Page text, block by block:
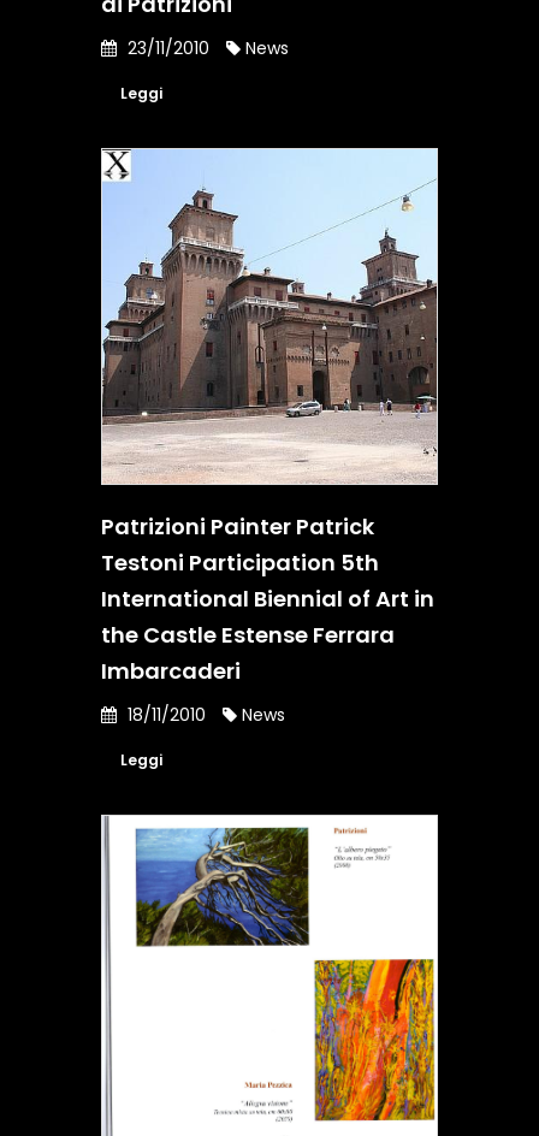
23/11/2010 News
Leggi
Patrizioni Painter Patrick
Testoni Participation 5th
International Biennial of Art in
the Castle Estense Ferrara
Imbarcaderi
18/11/2010 News
Leggi